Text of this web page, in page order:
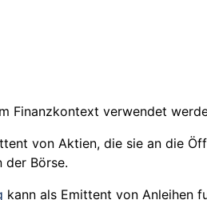
Finanzkontext verwendet
von Aktien, die sie an die
der Börse.
kann als Emittent von Anleihen